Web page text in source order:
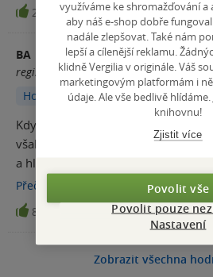
čtení některých pasáží hodně
nudila, ale je to jistě dobrá kniha.
27 Kniha,
BA
registrovaný uživatel
Hodnoceno z aplikace
Když jsem se o knize dozvěděla
však jsem celou knihu četla,
a hlavně pořádně vtáhnout do
hezky napsaná, ale představovala
slona a skutečnému popisu dané
byl "minimálně" a autor neustále
skutečné události tolik nečekala.
Přečíst
8 Kniha,
Zobrazit všechna
využíváme ke shromažďování a
aby náš e-shop dobře
nadále zlepšovat. Také nám
lepší a cílenější reklamu.
klidně Vergilia v originále. Váš
marketingovým platformám i
údaje. Ale vše bedlivě
knihovnu!
Zjistit více
Povolit vše
Povolit pouze
Nastavení